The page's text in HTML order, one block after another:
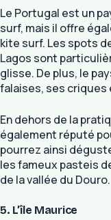
Le Portugal est un
surf, mais il offre
kite surf. Les spots
Lagos sont
glisse. De plus, le
falaises, ses
En dehors de la
également réputé
pourrez ainsi
les fameux pasteis
de la vallée du Douro.
5. L’île Maurice